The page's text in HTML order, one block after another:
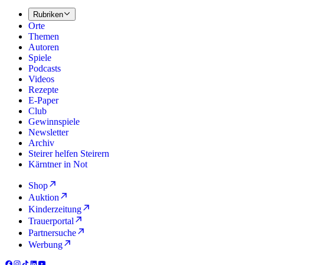
Rubriken
Orte
Themen
Autoren
Spiele
Podcasts
Videos
Rezepte
E-Paper
Club
Gewinnspiele
Newsletter
Archiv
Steirer helfen Steirern
Kärntner in Not
Shop
Auktion
Kinderzeitung
Trauerportal
Partnersuche
Werbung